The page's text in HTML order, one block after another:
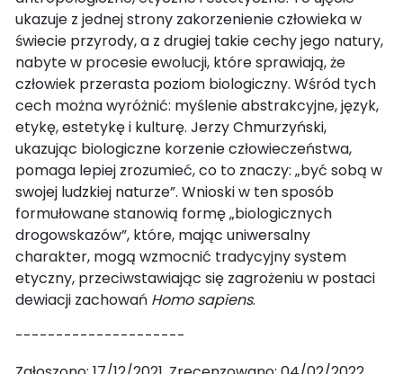
ukazuje z jednej strony zakorzenienie człowieka w
świecie przyrody, a z drugiej takie cechy jego natury,
nabyte w procesie ewolucji, które sprawiają, że
człowiek przerasta poziom biologiczny. Wśród tych
cech można wyróżnić: myślenie abstrakcyjne, język,
etykę, estetykę i kulturę. Jerzy Chmurzyński,
ukazując biologiczne korzenie człowieczeństwa,
pomaga lepiej zrozumieć, co to znaczy: „być sobą w
swojej ludzkiej naturze”. Wnioski w ten sposób
formułowane stanowią formę „biologicznych
drogowskazów”, które, mając uniwersalny
charakter, mogą wzmocnić tradycyjny system
etyczny, przeciwstawiając się zagrożeniu w postaci
dewiacji zachowań Homo sapiens.
---------------------